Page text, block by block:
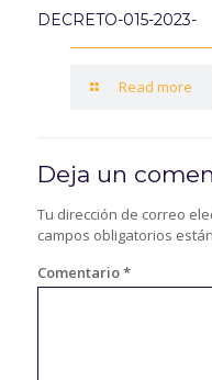
DECRETO-015-2023-
Read more
Deja un
Tu dirección de correo
campos obligatorios
Comentario*